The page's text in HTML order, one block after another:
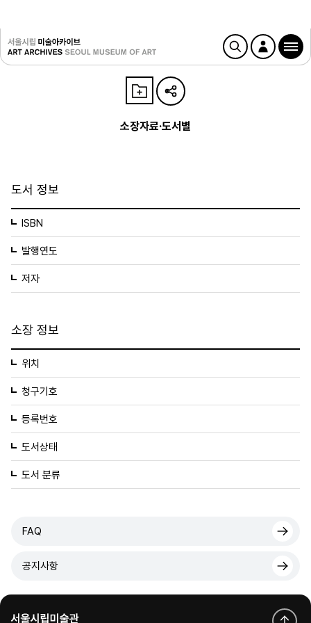
소장자료·도서별
도서 정보
ISBN
발행연도
저자
소장 정보
위치
청구기호
등록번호
도서상태
도서 분류
FAQ
공지사항